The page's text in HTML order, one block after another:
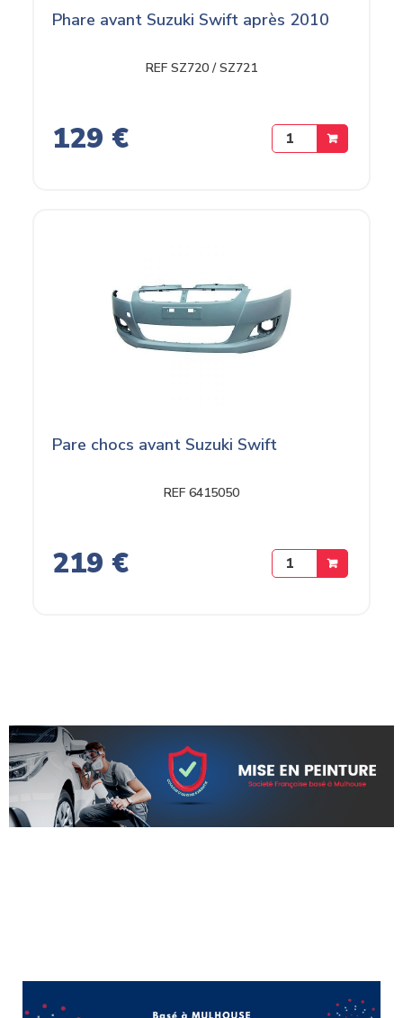
Phare avant Suzuki Swift après 2010
REF SZ720 / SZ721
129 €
Pare chocs avant Suzuki Swift
REF 6415050
219 €